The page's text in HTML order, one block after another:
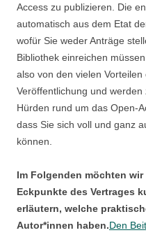
Access zu publizieren. Die
automatisch aus dem Etat
wofür Sie weder Anträge
Bibliothek einreichen
also von den vielen
Veröffentlichung und
Hürden rund um das Open-
dass Sie sich voll und ganz
können.
Im Folgenden möchten
Eckpunkte des Vertrages
erläutern, welche
Autor*innen haben.Den